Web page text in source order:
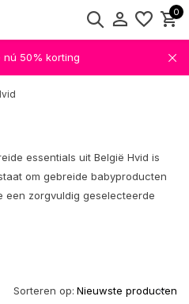
0
nú 50% korting
essentials uit België Hvid is
om gebreide babyproducten
een zorgvuldig geselecteerde
Sorteren op: